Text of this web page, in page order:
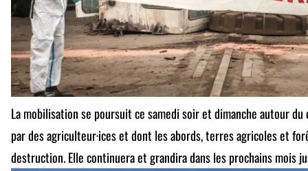
La mobilisation se poursuit ce samedi soir et dimanche autour
par des agriculteur·ices et dont les abords, terres agricoles et
destruction. Elle continuera et grandira dans les prochains mois